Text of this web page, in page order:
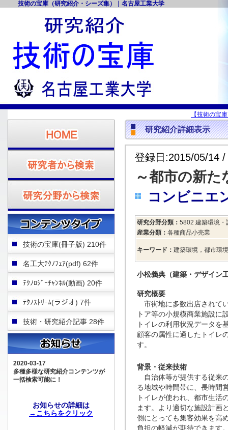
技術の宝庫（研究紹介・シーズ集）｜名古屋工業大学
【技術の宝
研究紹介詳細表示
登録日:2015/05/14
～都市の新
コンビニエ
研究分野分類： 5802 建築環境・
産業分類： 各種商品小売業
キーワード： 建築環境，都市環
小松義典（建築・デザイン
研究概要
市街地に多数出店されて
トア等の小規模商業施設に
トイレの利用状況データを
顧客の属性に適したトイレ
す。
背景・従来技術
自治体等が提供する従来
る地域や時間帯に、長時間
トイレが使われ、都市生活
ます。より適切な施設計画
側にとっても集客効果を高
負担の軽減が期待できます
技術の宝庫(冊子版) 210件
名工大ﾃｸﾉﾌｪｱ(pdf) 62件
ﾃｸﾉﾛｼﾞｰﾁｬﾝﾈﾙ(動画) 20件
ﾃｸﾉｽﾄﾘｰﾑ(ラジオ) 7件
技術・研究紹介記事 28件
2020-03-17
多種多様な研究紹介コンテンツが
一括検索可能に！
お知らせの詳細は
→こちらをクリック